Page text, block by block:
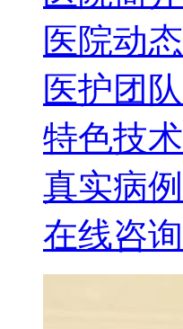
医院动态
医护团队
特色技术
真实病例
在线咨询